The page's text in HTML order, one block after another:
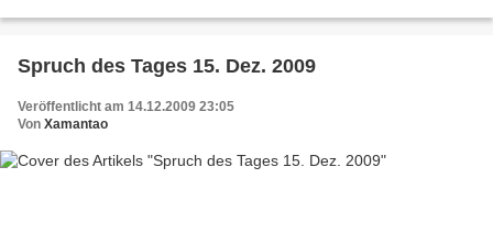
Spruch des Tages 15. Dez. 2009
Veröffentlicht am 14.12.2009 23:05
Von Xamantao